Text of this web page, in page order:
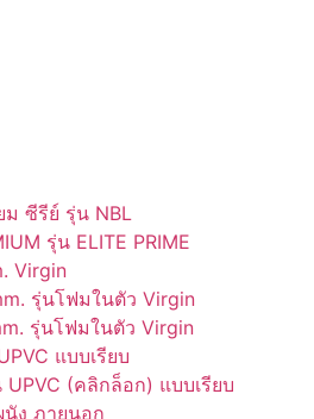
ม ซีรีย์ รุ่น NBL
รุ่น ELITE PRIME
Virgin
รุ่นโฟมในตัว Virgin
รุ่นโฟมในตัว Virgin
แบบเรียบ
(คลิกล็อก) แบบเรียบ
นัง ภายนอก